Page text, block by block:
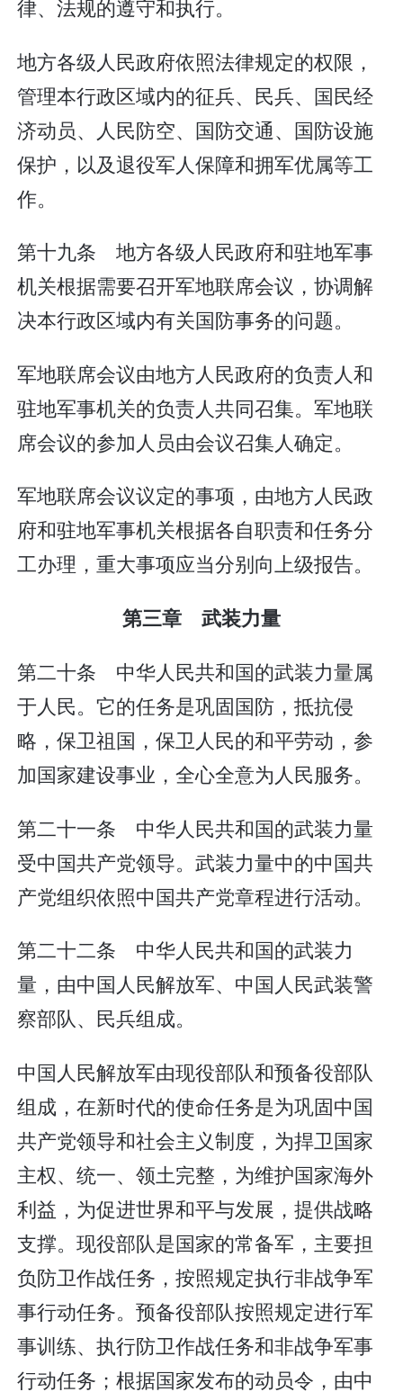
律、法规的遵守和执行。
地方各级人民政府依照法律规定的权限，
管理本行政区域内的征兵、民兵、国民经
济动员、人民防空、国防交通、国防设施
保护，以及退役军人保障和拥军优属等工
作。
第十九条 地方各级人民政府和驻地军事
机关根据需要召开军地联席会议，协调解
决本行政区域内有关国防事务的问题。
军地联席会议由地方人民政府的负责人和
驻地军事机关的负责人共同召集。军地联
席会议的参加人员由会议召集人确定。
军地联席会议议定的事项，由地方人民政
府和驻地军事机关根据各自职责和任务分
工办理，重大事项应当分别向上级报告。
第三章 武装力量
第二十条 中华人民共和国的武装力量属
于人民。它的任务是巩固国防，抵抗侵
略，保卫祖国，保卫人民的和平劳动，参
加国家建设事业，全心全意为人民服务。
第二十一条 中华人民共和国的武装力量
受中国共产党领导。武装力量中的中国共
产党组织依照中国共产党章程进行活动。
第二十二条 中华人民共和国的武装力
量，由中国人民解放军、中国人民武装警
察部队、民兵组成。
中国人民解放军由现役部队和预备役部队
组成，在新时代的使命任务是为巩固中国
共产党领导和社会主义制度，为捍卫国家
主权、统一、领土完整，为维护国家海外
利益，为促进世界和平与发展，提供战略
支撑。现役部队是国家的常备军，主要担
负防卫作战任务，按照规定执行非战争军
事行动任务。预备役部队按照规定进行军
事训练、执行防卫作战任务和非战争军事
行动任务；根据国家发布的动员令，由中